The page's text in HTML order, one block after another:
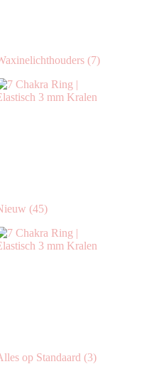
(7)
(45)
op Standaard (3)